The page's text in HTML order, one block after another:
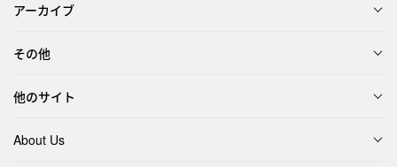
アーカイブ
その他
他のサイト
About Us